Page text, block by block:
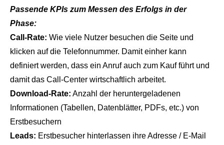
Passende KPIs zum Messen des Erfolgs in der
Phase:
Call-Rate: Wie viele Nutzer besuchen die Seite und
klicken auf die Telefonnummer. Damit einher kann
definiert werden, dass ein Anruf auch zum Kauf führt und
damit das Call-Center wirtschaftlich arbeitet.
Download-Rate: Anzahl der heruntergeladenen
Informationen (Tabellen, Datenblätter, PDFs, etc.) von
Erstbesuchern
Leads: Erstbesucher hinterlassen ihre Adresse / E-Mail